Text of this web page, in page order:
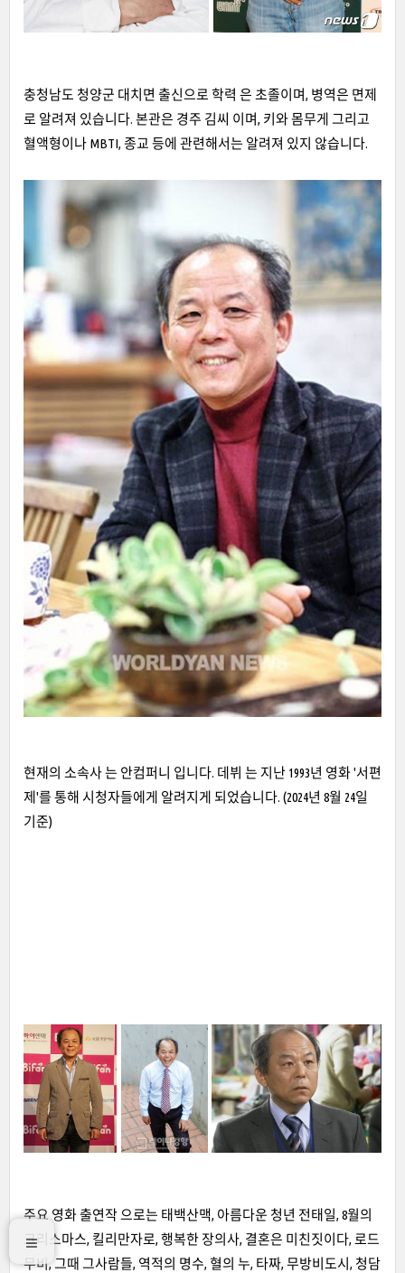
충청남도 청양군 대치면 출신으로 학력 은 초졸이며, 병역은 면제
로 알려져 있습니다. 본관은 경주 김씨 이며, 키와 몸무게 그리고
혈액형이나 MBTI, 종교 등에 관련해서는 알려져 있지 않습니다.
현재의 소속사 는 안컴퍼니 입니다. 데뷔 는 지난 1993년 영화 '서편
제'를 통해 시청자들에게 알려지게 되었습니다. (2024년 8월 24일
기준)
주요 영화 출연작 으로는 태백산맥, 아름다운 청년 전태일, 8월의
크리스마스, 킬리만자로, 행복한 장의사, 결혼은 미친짓이다, 로드
무비, 그때 그사람들, 역적의 명수, 혈의 누, 타짜, 무방비도시, 청담